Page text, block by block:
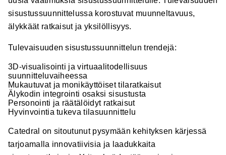
sisustussuunnittelussa korostuvat muunneltavuus,
älykkäät ratkaisut ja yksilöllisyys.
Tulevaisuuden sisustussuunnittelun trendejä:
3D-visualisointi ja virtuaalitodellisuus
suunnitteluvaiheessa
Mukautuvat ja monikäyttöiset tilaratkaisut
Älykodin integrointi osaksi sisustusta
Personointi ja räätälöidyt ratkaisut
Hyvinvointia tukeva tilasuunnittelu
Catedral on sitoutunut pysymään kehityksen kärjessä
tarjoamalla innovatiivisia ja laadukkaita